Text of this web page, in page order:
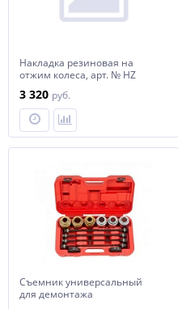
Накладка резиновая на
отжим колеса, арт. № HZ
3 320 руб.
Съемник универсальный
для демонтажа